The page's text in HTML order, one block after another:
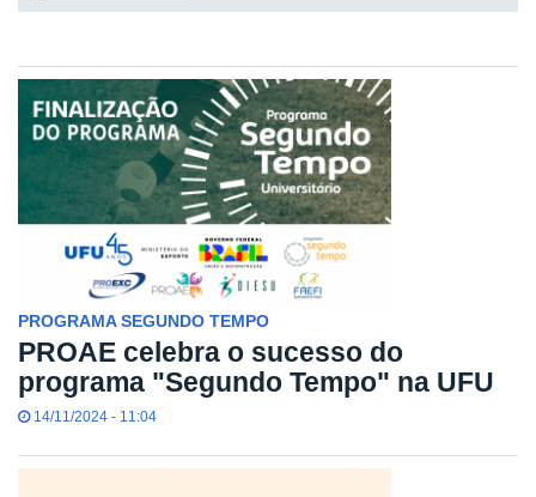
PROGRAMA SEGUNDO TEMPO
PROAE celebra o sucesso do
programa "Segundo Tempo" na UFU
14/11/2024 - 11:04